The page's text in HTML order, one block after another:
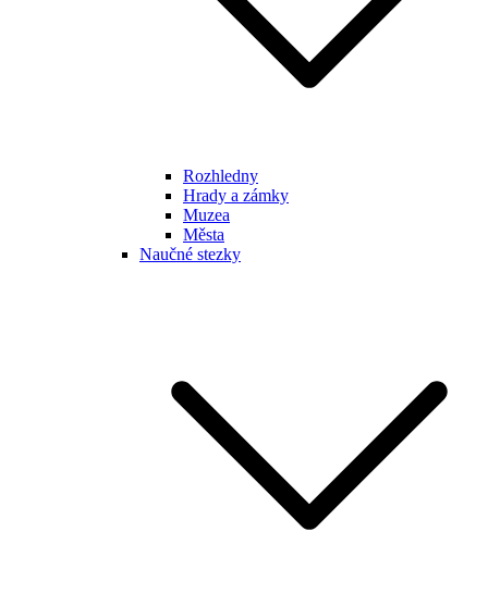
Rozhledny
Hrady a zámky
Muzea
Města
Naučné stezky